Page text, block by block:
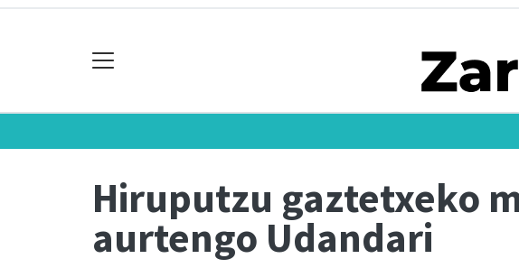
Hiruputzu gaztetxeko
aurtengo Udandari